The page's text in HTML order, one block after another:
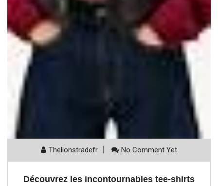
Thelionstradefr No Comment Yet
Découvrez les incontournables tee-shirts